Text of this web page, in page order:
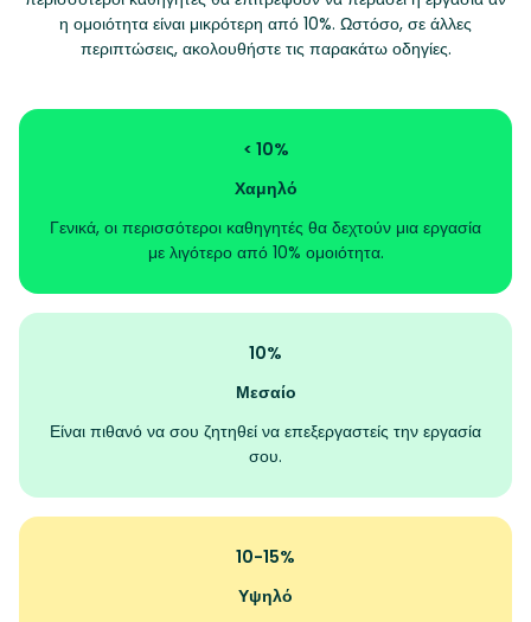
η ομοιότητα είναι μικρότερη από 10%. Ωστόσο, σε άλλες
περιπτώσεις, ακολουθήστε τις παρακάτω οδηγίες.
< 10%
Χαμηλό
Γενικά, οι περισσότεροι καθηγητές θα δεχτούν μια εργασία
με λιγότερο από 10% ομοιότητα.
10%
Μεσαίο
Είναι πιθανό να σου ζητηθεί να επεξεργαστείς την εργασία
σου.
10-15%
Υψηλό